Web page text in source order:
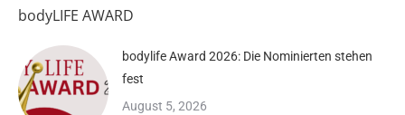
bodyLIFE AWARD
bodylife Award 2026: Die Nominierten stehen
fest
August 5, 2026